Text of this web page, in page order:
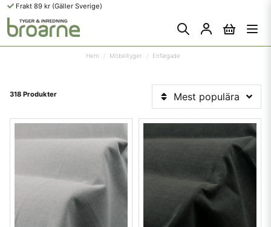
Frakt 89 kr (Gäller Sverige)
Hem Möbeltyger Enfärgade
318 Produkter Mest populära